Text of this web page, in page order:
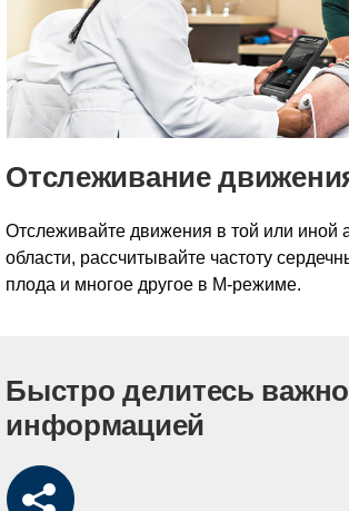
Отслеживание
Отслеживайте движения в той или иной
области, рассчитывайте частоту
плода и многое другое в М-режиме.
Быстро делитесь
информацией